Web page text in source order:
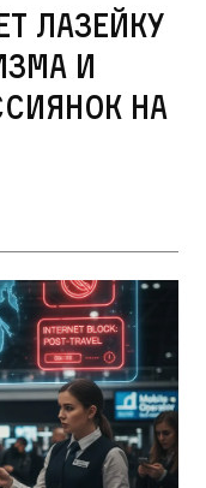
лазейку
и
на